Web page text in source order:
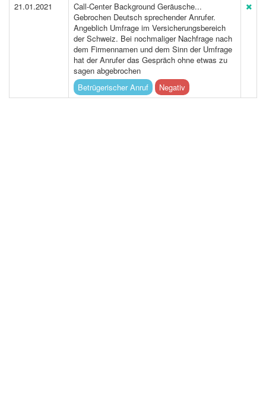
21.01.2021
Call-Center Background Geräusche...
Gebrochen Deutsch sprechender Anrufer.
Angeblich Umfrage im Versicherungsbereich
der Schweiz. Bei nochmaliger Nachfrage nach
dem Firmennamen und dem Sinn der Umfrage
hat der Anrufer das Gespräch ohne etwas zu
sagen abgebrochen
Betrügerischer Anruf
Negativ